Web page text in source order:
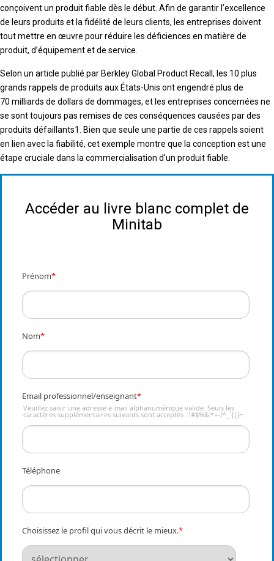
conçoivent un produit fiable dès le début. Afin de garantir l’excellence
de leurs produits et la fidélité de leurs clients, les entreprises doivent
tout mettre en œuvre pour réduire les déficiences en matière de
produit, d’équipement et de service.
Selon un article publié par Berkley Global Product Recall, les 10 plus
grands rappels de produits aux États-Unis ont engendré plus de
70 milliards de dollars de dommages, et les entreprises concernées ne
se sont toujours pas remises de ces conséquences causées par des
produits défaillants1. Bien que seule une partie de ces rappels soient
en lien avec la fiabilité, cet exemple montre que la conception est une
étape cruciale dans la commercialisation d’un produit fiable.
Accéder au livre blanc complet de
Minitab
Prénom*
Nom*
Email professionnel/enseignant*
Veuillez saisir une adresse e-mail alphanumérique valide. Seuls les
caractères supplémentaires suivants sont acceptés : !#$%&'*+-/^_`{|}~.
Téléphone
Choisissez le profil qui vous décrit le mieux.*